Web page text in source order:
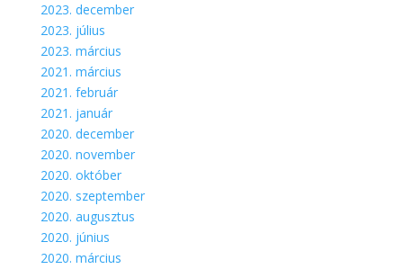
2023. december
2023. július
2023. március
2021. március
2021. február
2021. január
2020. december
2020. november
2020. október
2020. szeptember
2020. augusztus
2020. június
2020. március